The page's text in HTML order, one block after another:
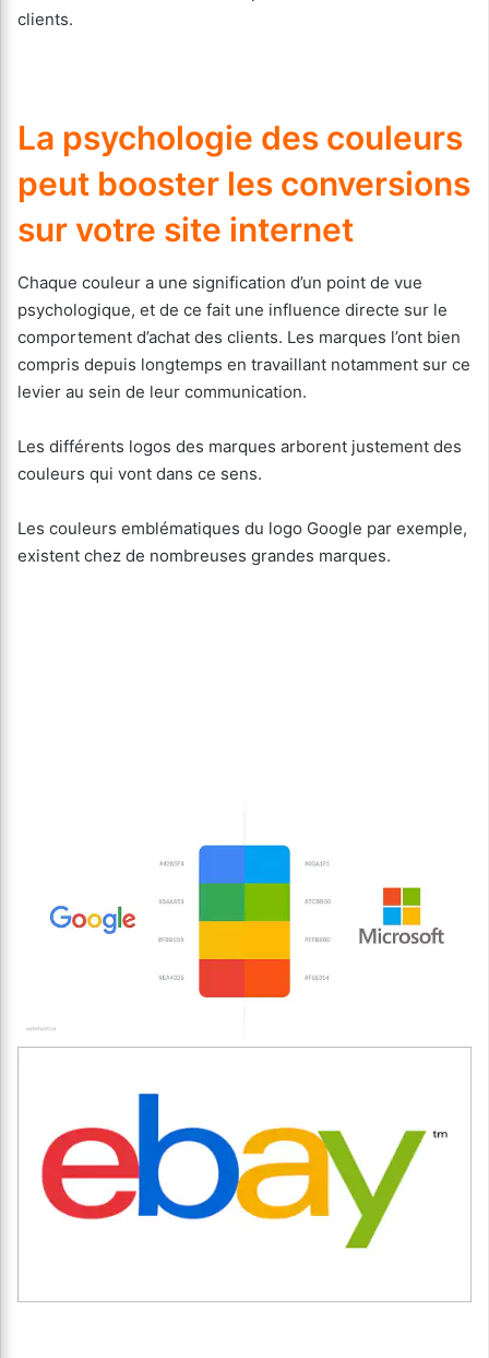
clients.
La psychologie des couleurs
peut booster les conversions
sur votre site internet
Chaque couleur a une signification d’un point de vue
psychologique, et de ce fait une influence directe sur le
comportement d’achat des clients. Les marques l’ont bien
compris depuis longtemps en travaillant notamment sur ce
levier au sein de leur communication.
Les différents logos des marques arborent justement des
couleurs qui vont dans ce sens.
Les couleurs emblématiques du logo Google par exemple,
existent chez de nombreuses grandes marques.